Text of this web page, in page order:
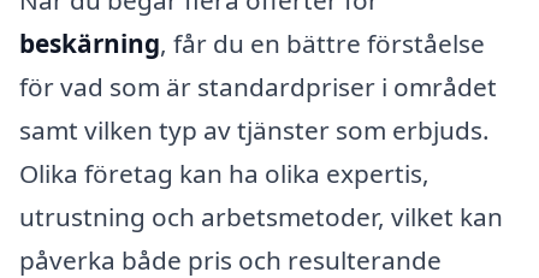
beskärning, får du en bättre förståelse
för vad som är standardpriser i området
samt vilken typ av tjänster som erbjuds.
Olika företag kan ha olika expertis,
utrustning och arbetsmetoder, vilket kan
påverka både pris och resulterande